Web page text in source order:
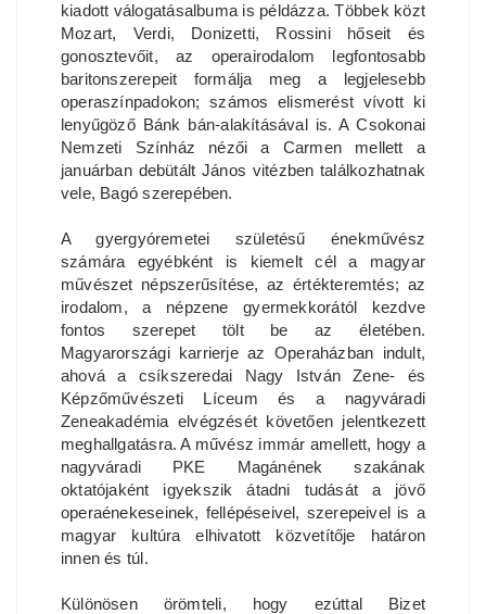
kiadott válogatásalbuma is példázza. Többek közt
Mozart, Verdi, Donizetti, Rossini hőseit és
gonosztevőit, az operairodalom legfontosabb
baritonszerepeit formálja meg a legjelesebb
operaszínpadokon; számos elismerést vívott ki
lenyűgöző Bánk bán-alakításával is. A Csokonai
Nemzeti Színház nézői a Carmen mellett a
januárban debütált János vitézben találkozhatnak
vele, Bagó szerepében.
A gyergyóremetei születésű énekművész
számára egyébként is kiemelt cél a magyar
művészet népszerűsítése, az értékteremtés; az
irodalom, a népzene gyermekkorától kezdve
fontos szerepet tölt be az életében.
Magyarországi karrierje az Operaházban indult,
ahová a csíkszeredai Nagy István Zene- és
Képzőművészeti Líceum és a nagyváradi
Zeneakadémia elvégzését követően jelentkezett
meghallgatásra. A művész immár amellett, hogy a
nagyváradi PKE Magánének szakának
oktatójaként igyekszik átadni tudását a jövő
operaénekeseinek, fellépéseivel, szerepeivel is a
magyar kultúra elhivatott közvetítője határon
innen és túl.
Különösen örömteli, hogy ezúttal Bizet